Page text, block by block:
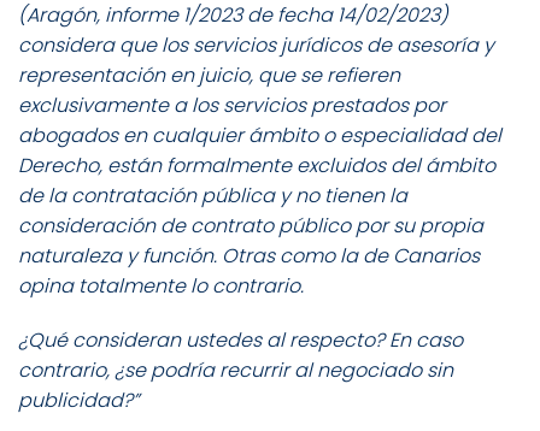
(Aragón, informe 1/2023 de fecha 14/02/2023)
considera que los servicios jurídicos de asesoría y
representación en juicio, que se refieren
exclusivamente a los servicios prestados por
abogados en cualquier ámbito o especialidad del
Derecho, están formalmente excluidos del ámbito
de la contratación pública y no tienen la
consideración de contrato público por su propia
naturaleza y función. Otras como la de Canarios
opina totalmente lo contrario.
¿Qué consideran ustedes al respecto? En caso
contrario, ¿se podría recurrir al negociado sin
publicidad?”